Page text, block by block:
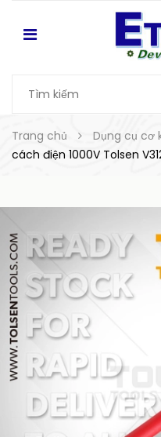
Trang chủ Dụng cụ cơ
cách điện 1000V Tolsen